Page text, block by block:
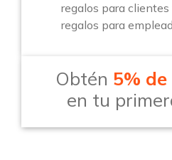
regalos para clientes
regalos para
Obtén 5%
en tu